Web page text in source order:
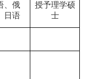
、俄
日语
授予理学硕
士